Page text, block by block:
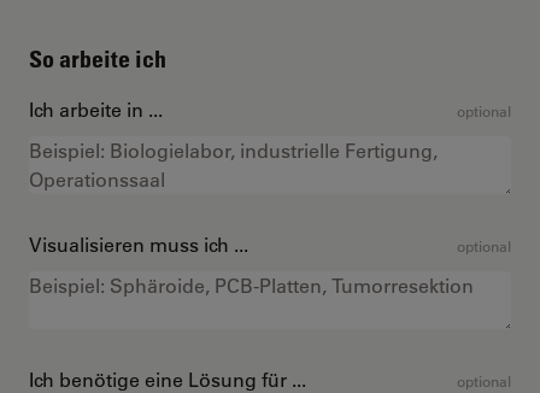
So arbeite ich
Ich arbeite in ... optional
Visualisieren muss ich ... optional
Ich benötige eine Lösung für ... optional